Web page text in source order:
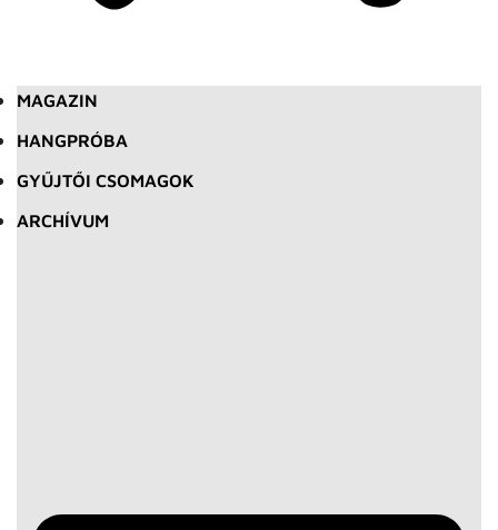
MAGAZIN
HANGPRÓBA
GYŰJTŐI CSOMAGOK
ARCHÍVUM